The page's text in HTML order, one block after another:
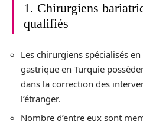
1. Chirurgiens
qualifiés
Les chirurgiens spécialisés
gastrique en Turquie
dans la correction des
l’étranger.
Nombre d’entre eux sont